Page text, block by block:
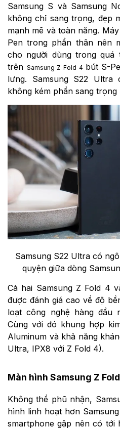
Samsung S và Samsung
không chỉ sang trọng, đẹp
mạnh mẽ và toàn năng.
Pen trong phần thân nên
cho người dùng trong
trên Samsung Z Fold 4 bút S-
lưng. Samsung S22
không kém phần sang
Samsung S22 Ultra có
quyện giữa dòng
Cả hai Samsung Z Fold 4
được đánh giá cao về độ
loạt công nghệ hàng đầu
Cùng với đó khung hợp
Aluminum và khả năng
Ultra, IPX8 với Z Fold 4).
Màn hình Samsung Z
Không thể phũ nhận,
hình linh hoạt hơn
smartphone gập nên có tới